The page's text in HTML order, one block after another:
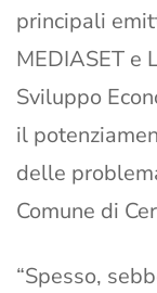
principali
MEDIASET e
Sviluppo
il
delle
Comune di
“Spesso,